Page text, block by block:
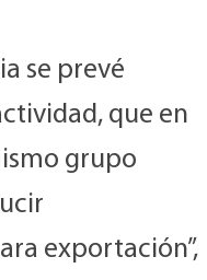
se prevé
que en
grupo
exportación”,